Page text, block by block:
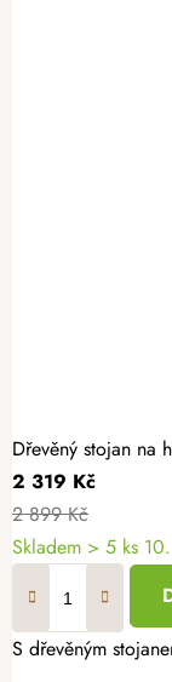
Dřevěný stojan na
2 319 Kč
2 899 Kč
Skladem > 5 ks
S dřevěným